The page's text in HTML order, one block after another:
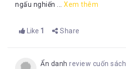
ngấu nghiến ...
Xem thêm
Like 1 Share
Ẩn danh review cuốn sách